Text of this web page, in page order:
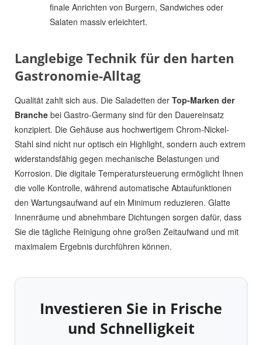
finale Anrichten von Burgern, Sandwiches oder
Salaten massiv erleichtert.
Langlebige Technik für den harten
Gastronomie-Alltag
Qualität zahlt sich aus. Die Saladetten der Top-Marken der
Branche bei Gastro-Germany sind für den Dauereinsatz
konzipiert. Die Gehäuse aus hochwertigem Chrom-Nickel-
Stahl sind nicht nur optisch ein Highlight, sondern auch extrem
widerstandsfähig gegen mechanische Belastungen und
Korrosion. Die digitale Temperatursteuerung ermöglicht Ihnen
die volle Kontrolle, während automatische Abtaufunktionen
den Wartungsaufwand auf ein Minimum reduzieren. Glatte
Innenräume und abnehmbare Dichtungen sorgen dafür, dass
Sie die tägliche Reinigung ohne großen Zeitaufwand und mit
maximalem Ergebnis durchführen können.
Investieren Sie in Frische
und Schnelligkeit